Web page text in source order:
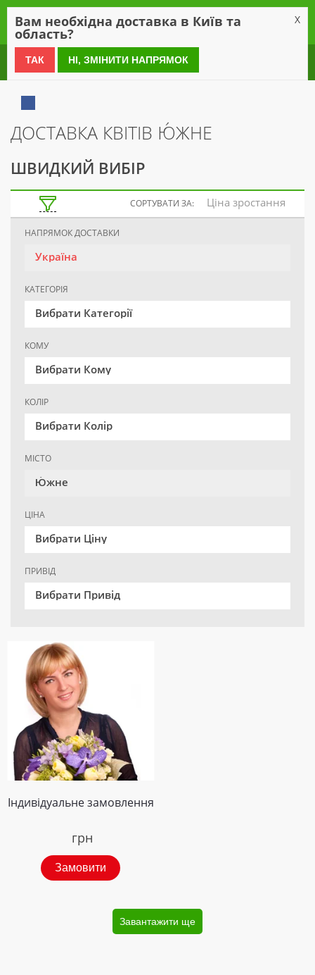
0 800 21 54 55
ДОСТАВКА КВІТІВ Ю́ЖНЕ
ШВИДКИЙ ВИБІР
СОРТУВАТИ ЗА: Ціна зростання
НАПРЯМОК ДОСТАВКИ
Україна
КАТЕГОРІЯ
Вибрати Категорії
КОМУ
Вибрати Кому
КОЛІР
Вибрати Колір
МІСТО
Ю́жне
ЦІНА
Вибрати Ціну
ПРИВІД
Вибрати Привід
Індивідуальне замовлення
грн
Замовити
Завантажити ще
Вам необхідна доставка в Київ та
область?
X
ТАК НІ, ЗМІНИТИ НАПРЯМОК